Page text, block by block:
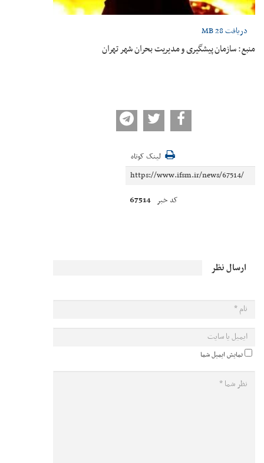
دریافت28 MB
منبع: سازمان پیشگیری و مدیریت بحران شهر تهران
لینک کوتاه
کد خبر 67514
ارسال نظر
نمایش ایمیل شما